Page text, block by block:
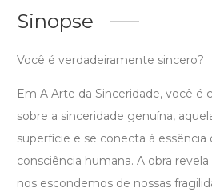
Sinopse
Você é verdadeiramente sincero?
Em A Arte da Sinceridade, você é
sobre a sinceridade genuína,
superfície e se conecta à essência
consciência humana. A obra
nos escondemos de nossas